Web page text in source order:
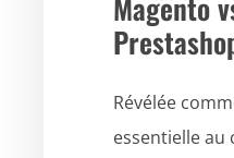
Révélée
essentielle au